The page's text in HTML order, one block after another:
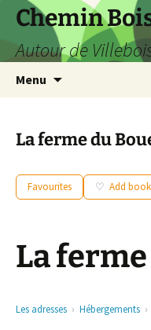
Aller
contenu
Chemin
Autour de
Menu
La ferme du
Favourites Add
La
Les adresses Hébergements